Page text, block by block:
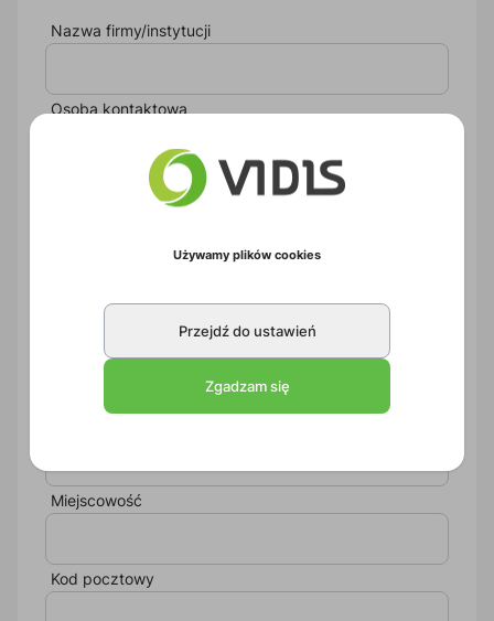
Nazwa firmy/instytucji
Osoba kontaktowa
Miejscowość
Kod pocztowy
Używamy plików cookies
Przejdź do ustawień
Zgadzam się